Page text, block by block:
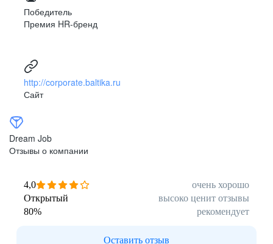
*Согласно ежегодному отчёту
Победитель
Премия HR-бренд
http://corporate.baltika.ru
Сайт
Dream Job
Отзывы о компании
4,0
очень хорошо
Открытый
высоко ценит отзывы
80% рекомендует
Оставить отзыв